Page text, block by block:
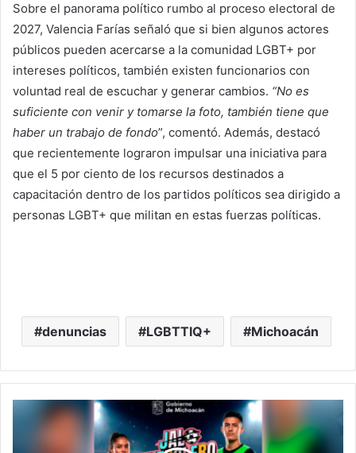
Sobre el panorama político rumbo al proceso electoral de
2027, Valencia Farías señaló que si bien algunos actores
públicos pueden acercarse a la comunidad LGBT+ por
intereses políticos, también existen funcionarios con
voluntad real de escuchar y generar cambios. “No es
suficiente con venir y tomarse la foto, también tiene que
haber un trabajo de fondo”, comentó. Además, destacó
que recientemente lograron impulsar una iniciativa para
que el 5 por ciento de los recursos destinados a
capacitación dentro de los partidos políticos sea dirigido a
personas LGBT+ que militan en estas fuerzas políticas.
denuncias LGBTTIQ+ Michoacán
¡Atención
Chaviza